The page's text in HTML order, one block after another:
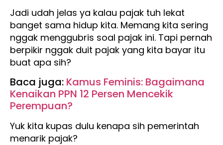
Jadi udah jelas ya kalau pajak tuh lekat
banget sama hidup kita. Memang kita sering
nggak menggubris soal pajak ini. Tapi pernah
berpikir nggak duit pajak yang kita bayar itu
buat apa sih?
Baca juga: Kamus Feminis: Bagaimana
Kenaikan PPN 12 Persen Mencekik
Perempuan?
Yuk kita kupas dulu kenapa sih pemerintah
menarik pajak?